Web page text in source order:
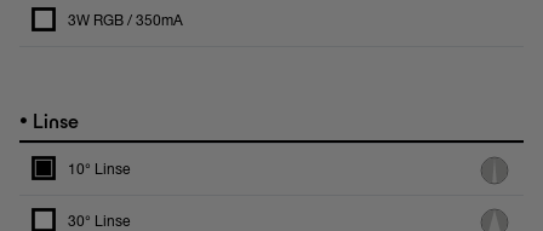
3W RGB / 350mA
• Linse
10° Linse
30° Linse